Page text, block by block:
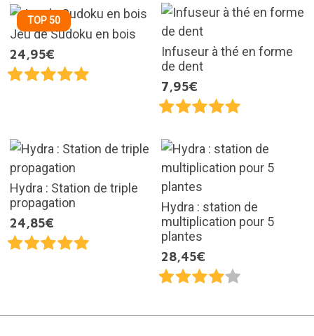
TOP 50
Jeu de Sudoku en bois
24,95€
Infuseur à thé en forme
de dent
7,95€
Hydra : Station de triple
propagation
24,85€
Hydra : station de
multiplication pour 5
plantes
28,45€